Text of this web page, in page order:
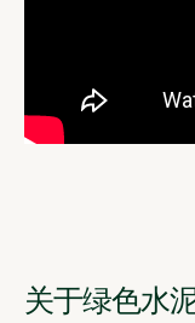
关于绿色水